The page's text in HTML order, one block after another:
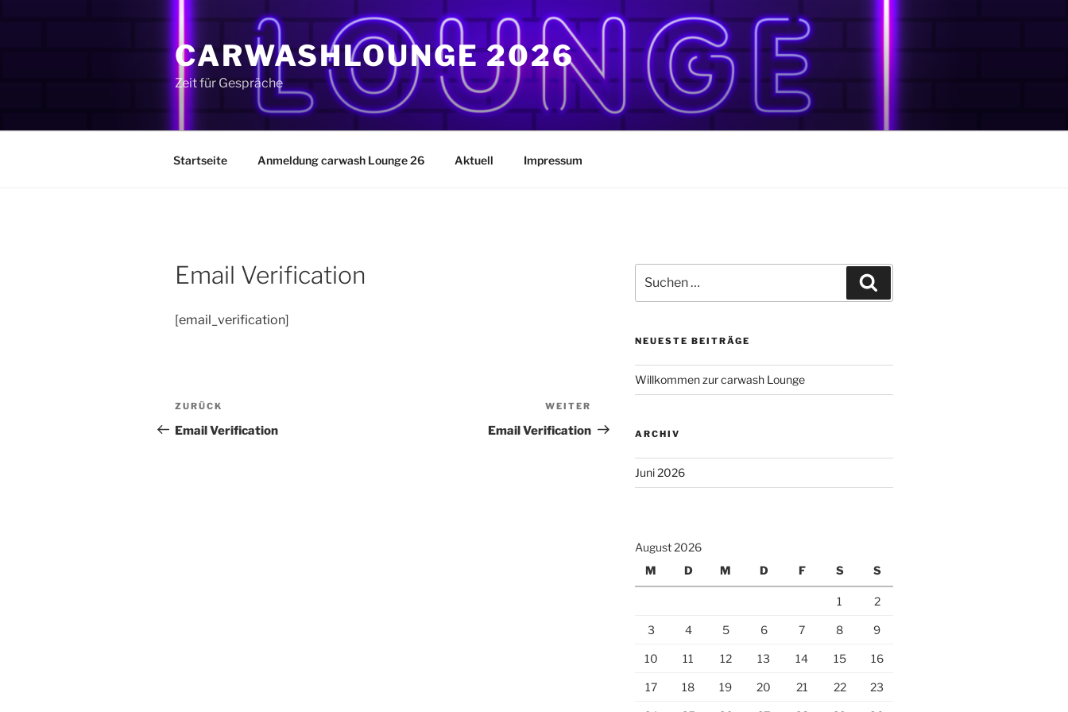
CARWASHLOUNGE 2026
Zeit für Gespräche
Startseite Anmeldung carwash Lounge 26 Aktuell Impressum
Email Verification
[email_verification]
Beitragsnavigation
Vorheriger
Beitrag
ZURÜCK
Email Verification
Beitrag
WEITER
Email Verification
nach:
NEUESTE BEITRÄGE
Willkommen zur carwash Lounge
ARCHIV
Juni 2026
August 2026
M
D M D F S S
1 2
3 4 5 6 7 8 9
10 11 12 13 14 15 16
17 18 19 20 21 22 23